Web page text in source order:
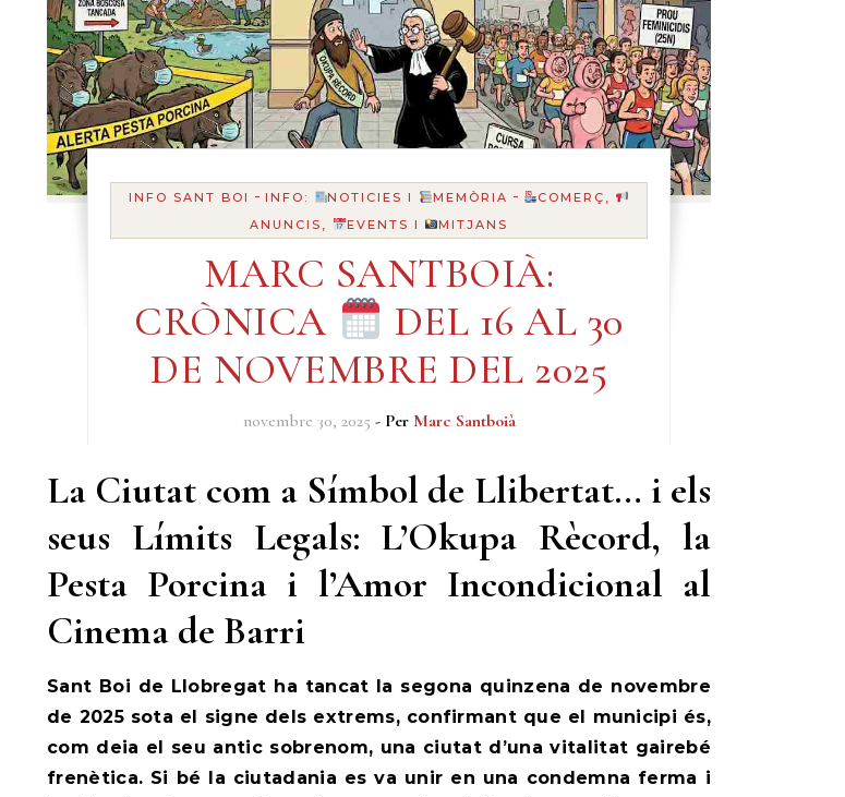
INFO SANT BOI - INFO: NOTICIES I MEMÒRIA -
COMERÇ,
ANUNCIS,
EVENTS I MITJANS
MARC SANTBOIÀ:
CRÒNICA
DEL 16 AL 30
DE NOVEMBRE DEL 2025
novembre 30, 2025 - Per Marc Santboià
La Ciutat com a Símbol de Llibertat… i els
seus Límits Legals: L’Okupa Rècord, la
Pesta Porcina i l’Amor Incondicional al
Cinema de Barri
Sant Boi de Llobregat ha tancat la segona quinzena de novembre
de 2025 sota el signe dels extrems, confirmant que el municipi és,
com deia el seu antic sobrenom, una ciutat d’una vitalitat gairebé
frenètica. Si bé la ciutadania es va unir en una condemna ferma i